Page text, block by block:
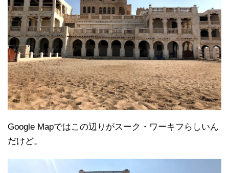
Google Mapではこの辺りがスーク・ワーキフらしいん
だけど。